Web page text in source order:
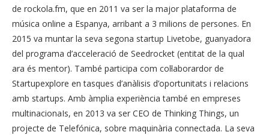
de rockola.fm, que en 2011 va ser la major plataforma de
música online a Espanya, arribant a 3 milions de persones. En
2015 va muntar la seva segona startup Livetobe, guanyadora
del programa d’acceleració de Seedrocket (entitat de la qual
ara és mentor). També participa com col·laborardor de
Startupexplore en tasques d’anàlisis d’oportunitats i relacions
amb startups. Amb àmplia experiència també en empreses
multinacionaIs, en 2013 va ser CEO de Thinking Things, un
projecte de Telefónica, sobre maquinària connectada. La seva